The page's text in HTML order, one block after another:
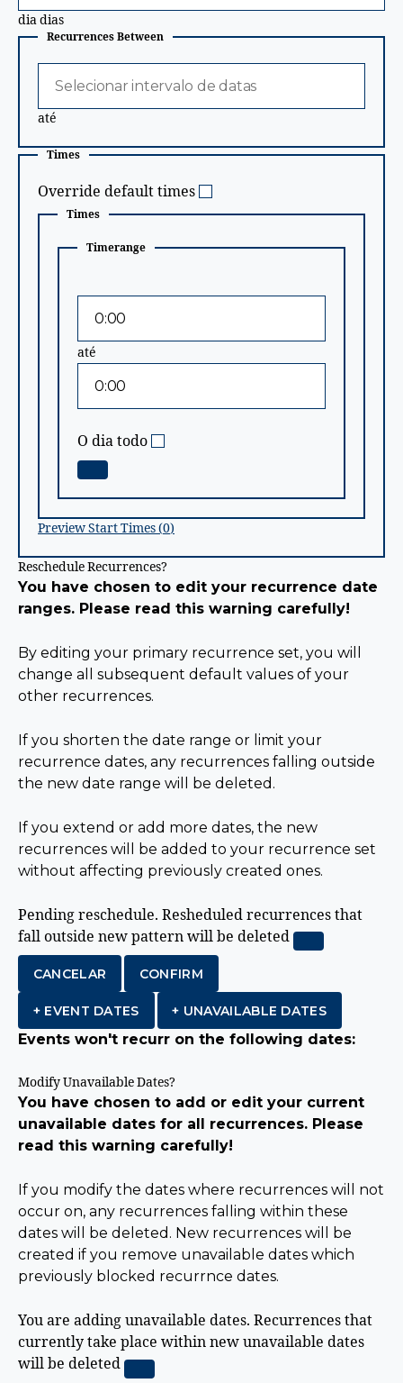
diadias
Recurrences Between
intervalo
de
até
Times
Override default times
Times
Timerange
Inicio
até
Término
O dia todo
Preview Start Times (0)
Reschedule Recurrences?
You have chosen to edit your recurrence date
ranges. Please read this warning carefully!
By editing your primary recurrence set, you will
change all subsequent default values of your
other recurrences.
If you shorten the date range or limit your
recurrence dates, any recurrences falling outside
the new date range will be deleted.
If you extend or add more dates, the new
recurrences will be added to your recurrence set
without affecting previously created ones.
Pending reschedule. Resheduled recurrences that
fall outside new pattern will be deleted
CANCELAR CONFIRM
+ EVENT DATES + UNAVAILABLE DATES
Events won't recurr on the following dates:
Modify Unavailable Dates?
You have chosen to add or edit your current
unavailable dates for all recurrences. Please
read this warning carefully!
If you modify the dates where recurrences will not
occur on, any recurrences falling within these
dates will be deleted. New recurrences will be
created if you remove unavailable dates which
previously blocked recurrnce dates.
You are adding unavailable dates. Recurrences that
currently take place within new unavailable dates
will be deleted